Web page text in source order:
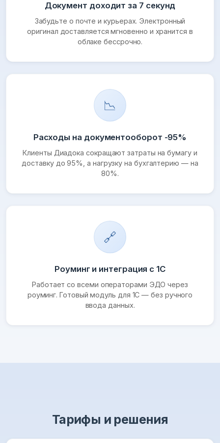
Документ доходит за 7 секунд
Забудьте о почте и курьерах. Электронный
оригинал доставляется мгновенно и хранится в
облаке бессрочно.
📉
Расходы на документооборот -95%
Клиенты Диадока сокращают затраты на бумагу и
доставку до 95%, а нагрузку на бухгалтерию — на
80%.
🔗
Роуминг и интеграция с 1С
Работает со всеми операторами ЭДО через
роуминг. Готовый модуль для 1С — без ручного
ввода данных.
Тарифы и решения